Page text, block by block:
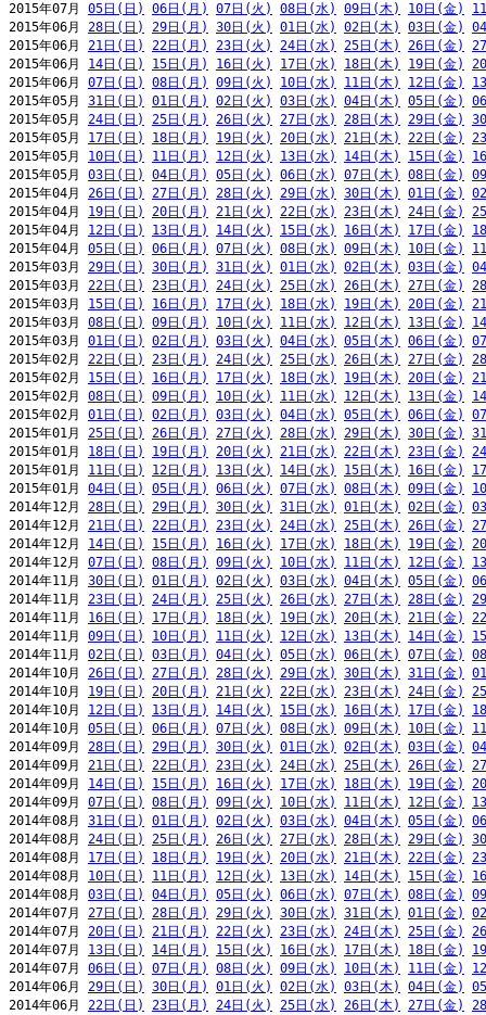
2015年07月 05日(日) 06日(月) 07日(火) 08日(水) 09日(木) 10日(金)
2015年06月 28日(日) 29日(月) 30日(火) 01日(水) 02日(木) 03日(金)
2015年06月 21日(日) 22日(月) 23日(火) 24日(水) 25日(木) 26日(金)
2015年06月 14日(日) 15日(月) 16日(火) 17日(水) 18日(木) 19日(金)
2015年06月 07日(日) 08日(月) 09日(火) 10日(水) 11日(木) 12日(金)
2015年05月 31日(日) 01日(月) 02日(火) 03日(水) 04日(木) 05日(金)
2015年05月 24日(日) 25日(月) 26日(火) 27日(水) 28日(木) 29日(金)
2015年05月 17日(日) 18日(月) 19日(火) 20日(水) 21日(木) 22日(金)
2015年05月 10日(日) 11日(月) 12日(火) 13日(水) 14日(木) 15日(金)
2015年05月 03日(日) 04日(月) 05日(火) 06日(水) 07日(木) 08日(金)
2015年04月 26日(日) 27日(月) 28日(火) 29日(水) 30日(木) 01日(金)
2015年04月 19日(日) 20日(月) 21日(火) 22日(水) 23日(木) 24日(金)
2015年04月 12日(日) 13日(月) 14日(火) 15日(水) 16日(木) 17日(金)
2015年04月 05日(日) 06日(月) 07日(火) 08日(水) 09日(木) 10日(金)
2015年03月 29日(日) 30日(月) 31日(火) 01日(水) 02日(木) 03日(金)
2015年03月 22日(日) 23日(月) 24日(火) 25日(水) 26日(木) 27日(金)
2015年03月 15日(日) 16日(月) 17日(火) 18日(水) 19日(木) 20日(金)
2015年03月 08日(日) 09日(月) 10日(火) 11日(水) 12日(木) 13日(金)
2015年03月 01日(日) 02日(月) 03日(火) 04日(水) 05日(木) 06日(金)
2015年02月 22日(日) 23日(月) 24日(火) 25日(水) 26日(木) 27日(金)
2015年02月 15日(日) 16日(月) 17日(火) 18日(水) 19日(木) 20日(金)
2015年02月 08日(日) 09日(月) 10日(火) 11日(水) 12日(木) 13日(金)
2015年02月 01日(日) 02日(月) 03日(火) 04日(水) 05日(木) 06日(金)
2015年01月 25日(日) 26日(月) 27日(火) 28日(水) 29日(木) 30日(金)
2015年01月 18日(日) 19日(月) 20日(火) 21日(水) 22日(木) 23日(金)
2015年01月 11日(日) 12日(月) 13日(火) 14日(水) 15日(木) 16日(金)
2015年01月 04日(日) 05日(月) 06日(火) 07日(水) 08日(木) 09日(金)
2014年12月 28日(日) 29日(月) 30日(火) 31日(水) 01日(木) 02日(金)
2014年12月 21日(日) 22日(月) 23日(火) 24日(水) 25日(木) 26日(金)
2014年12月 14日(日) 15日(月) 16日(火) 17日(水) 18日(木) 19日(金)
2014年12月 07日(日) 08日(月) 09日(火) 10日(水) 11日(木) 12日(金)
2014年11月 30日(日) 01日(月) 02日(火) 03日(水) 04日(木) 05日(金)
2014年11月 23日(日) 24日(月) 25日(火) 26日(水) 27日(木) 28日(金)
2014年11月 16日(日) 17日(月) 18日(火) 19日(水) 20日(木) 21日(金)
2014年11月 09日(日) 10日(月) 11日(火) 12日(水) 13日(木) 14日(金)
2014年11月 02日(日) 03日(月) 04日(火) 05日(水) 06日(木) 07日(金)
2014年10月 26日(日) 27日(月) 28日(火) 29日(水) 30日(木) 31日(金)
2014年10月 19日(日) 20日(月) 21日(火) 22日(水) 23日(木) 24日(金)
2014年10月 12日(日) 13日(月) 14日(火) 15日(水) 16日(木) 17日(金)
2014年10月 05日(日) 06日(月) 07日(火) 08日(水) 09日(木) 10日(金)
2014年09月 28日(日) 29日(月) 30日(火) 01日(水) 02日(木) 03日(金)
2014年09月 21日(日) 22日(月) 23日(火) 24日(水) 25日(木) 26日(金)
2014年09月 14日(日) 15日(月) 16日(火) 17日(水) 18日(木) 19日(金)
2014年09月 07日(日) 08日(月) 09日(火) 10日(水) 11日(木) 12日(金)
2014年08月 31日(日) 01日(月) 02日(火) 03日(水) 04日(木) 05日(金)
2014年08月 24日(日) 25日(月) 26日(火) 27日(水) 28日(木) 29日(金)
2014年08月 17日(日) 18日(月) 19日(火) 20日(水) 21日(木) 22日(金)
2014年08月 10日(日) 11日(月) 12日(火) 13日(水) 14日(木) 15日(金)
2014年08月 03日(日) 04日(月) 05日(火) 06日(水) 07日(木) 08日(金)
2014年07月 27日(日) 28日(月) 29日(火) 30日(水) 31日(木) 01日(金)
2014年07月 20日(日) 21日(月) 22日(火) 23日(水) 24日(木) 25日(金)
2014年07月 13日(日) 14日(月) 15日(火) 16日(水) 17日(木) 18日(金)
2014年07月 06日(日) 07日(月) 08日(火) 09日(水) 10日(木) 11日(金)
2014年06月 29日(日) 30日(月) 01日(火) 02日(水) 03日(木) 04日(金)
2014年06月 22日(日) 23日(月) 24日(火) 25日(水) 26日(木) 27日(金)